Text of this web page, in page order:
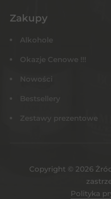
Zakupy
Alkohole
Okazje Cenowe !!!
Nowości
Bestsellery
Zestawy prezentowe
Copyright © 2026
Polityka